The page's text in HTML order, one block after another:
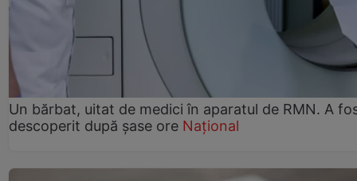
Un bărbat, uitat de medici în aparatul de RMN. A
descoperit după șase ore Național